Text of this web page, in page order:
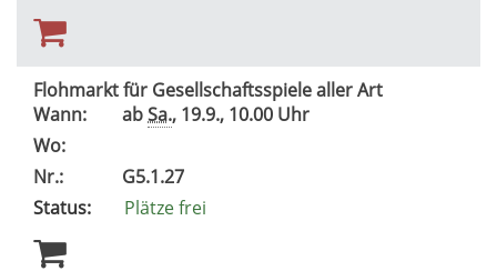
Flohmarkt für Gesellschaftsspiele aller Art
Wann:
abSa., 19.9., 10.00 Uhr
Wo:
Nr.:
G5.1.27
Status:
Plätze frei